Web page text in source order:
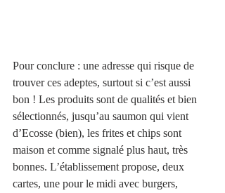
Pour conclure : une adresse qui risque de
trouver ces adeptes, surtout si c’est aussi
bon ! Les produits sont de qualités et bien
sélectionnés, jusqu’au saumon qui vient
d’Ecosse (bien), les frites et chips sont
maison et comme signalé plus haut, très
bonnes. L’établissement propose, deux
cartes, une pour le midi avec burgers,